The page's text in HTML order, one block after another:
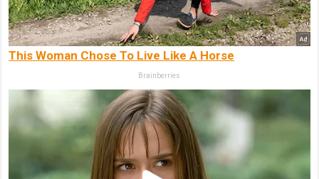
This Woman Chose To Live Like A Horse
Brainberries